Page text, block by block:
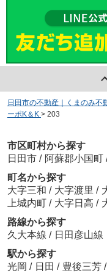
日田市の不動産｜くまのみ不
ーポK＆K > 203
市区町村から探す
日田市 / 阿蘇郡小国町
町名から探す
大字三和 / 大字渡里 /
上城内町 / 大字日高 /
路線から探す
久大本線 / 日田彦山線
駅から探す
光岡 / 日田 / 豊後三芳 /